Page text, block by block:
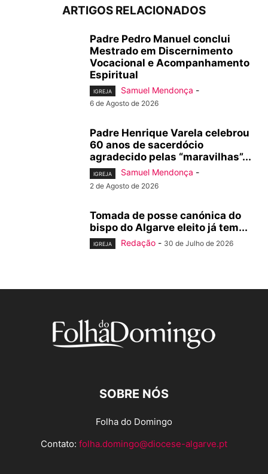
ARTIGOS RELACIONADOS
Padre Pedro Manuel conclui
Mestrado em Discernimento
Vocacional e Acompanhamento
Espiritual
IGREJA Samuel Mendonça -
6 de Agosto de 2026
Padre Henrique Varela celebrou
60 anos de sacerdócio
agradecido pelas “maravilhas”...
IGREJA Samuel Mendonça -
2 de Agosto de 2026
Tomada de posse canónica do
bispo do Algarve eleito já tem...
IGREJA Redação - 30 de Julho de 2026
SOBRE NÓS
Folha do Domingo
Contato: folha.domingo@diocese-algarve.pt